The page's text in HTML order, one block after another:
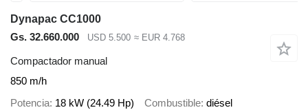
Dynapac CC1000
Gs. 32.660.000
USD 5.500 ≈ EUR 4.768
Compactador manual
850 m/h
Potencia 18 kW (24.49 Hp) Combustible diésel